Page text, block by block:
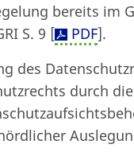
bereits im
S. 9 [
PDF].
des
durch